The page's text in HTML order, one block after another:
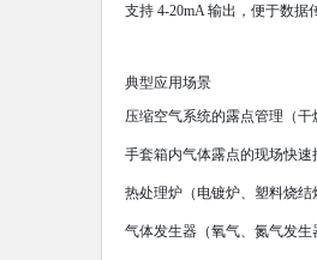
支持 4-20mA 输出，便于数据
典型应用场景
压缩空气系统的露点管理（
手套箱内气体露点的现场快速
热处理炉（电镀炉、塑料烧
气体发生器（氧气、氮气发